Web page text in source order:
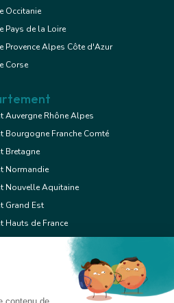
Occitanie
Pays de la Loire
Provence Alpes Côte d'Azur
Corse
Auvergne Rhône Alpes
Bourgogne Franche Comté
Bretagne
Normandie
Nouvelle Aquitaine
Grand Est
Hauts de France
de France
Val de Loire
Pays de la Loire